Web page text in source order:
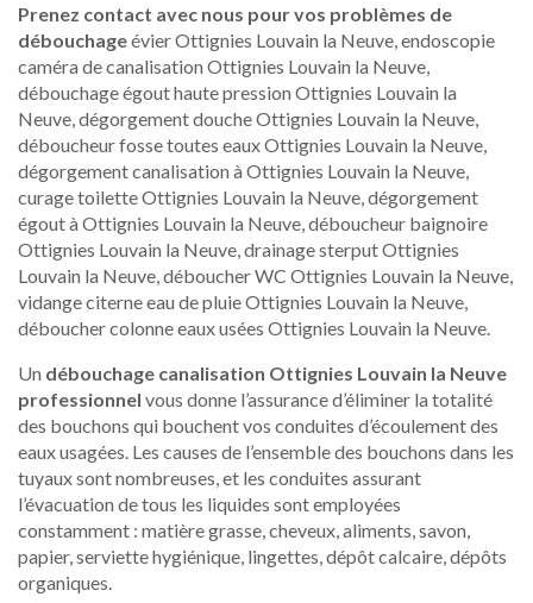
Prenez contact avec nous pour vos problèmes de
débouchageévier Ottignies Louvain la Neuve, endoscopie
caméra de canalisation Ottignies Louvain la Neuve,
débouchage égout haute pression Ottignies Louvain la
Neuve, dégorgement douche Ottignies Louvain la Neuve,
déboucheur fosse toutes eaux Ottignies Louvain la Neuve,
dégorgement canalisation à Ottignies Louvain la Neuve,
curage toilette Ottignies Louvain la Neuve, dégorgement
égout à Ottignies Louvain la Neuve, déboucheur baignoire
Ottignies Louvain la Neuve, drainage sterput Ottignies
Louvain la Neuve, déboucher WC Ottignies Louvain la Neuve,
vidange citerne eau de pluie Ottignies Louvain la Neuve,
déboucher colonne eaux usées Ottignies Louvain la Neuve.
Un débouchage canalisation Ottignies Louvain la Neuve
professionnel vous donne l’assurance d’éliminer la totalité
des bouchons qui bouchent vos conduites d’écoulement des
eaux usagées. Les causes de l’ensemble des bouchons dans les
tuyaux sont nombreuses, et les conduites assurant
l’évacuation de tous les liquides sont employées
constamment : matière grasse, cheveux, aliments, savon,
papier, serviette hygiénique, lingettes, dépôt calcaire, dépôts
organiques.